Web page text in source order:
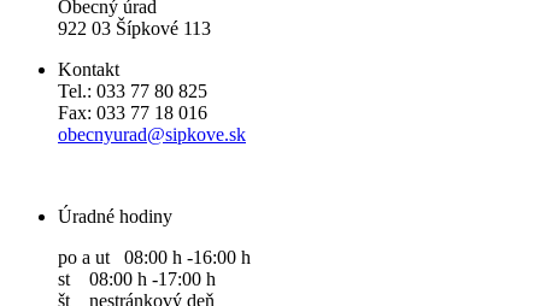
Obecný úrad
922 03 Šípkové 113
Kontakt
Tel.: 033 77 80 825
Fax: 033 77 18 016
obecnyurad@sipkove.sk
Úradné hodiny
po a ut 08:00 h -16:00 h
st 08:00 h -17:00 h
št nestránkový deň